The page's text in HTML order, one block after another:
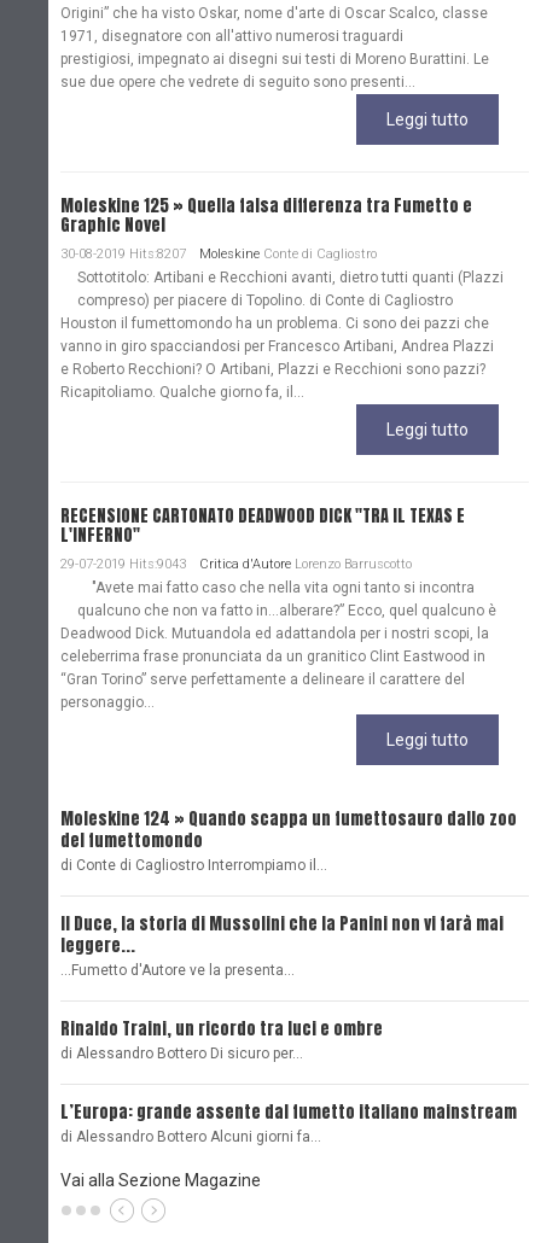
Origini” che ha visto Oskar, nome d'arte di Oscar Scalco, classe
1971, disegnatore con all'attivo numerosi traguardi
prestigiosi, impegnato ai disegni sui testi di Moreno Burattini. Le
sue due opere che vedrete di seguito sono presenti...
Leggi tutto
Moleskine 125 » Quella falsa differenza tra Fumetto e
Graphic Novel
30-08-2019 Hits:8207 Moleskine Conte di Cagliostro
Sottotitolo: Artibani e Recchioni avanti, dietro tutti quanti (Plazzi
compreso) per piacere di Topolino. di Conte di Cagliostro
Houston il fumettomondo ha un problema. Ci sono dei pazzi che
vanno in giro spacciandosi per Francesco Artibani, Andrea Plazzi
e Roberto Recchioni? O Artibani, Plazzi e Recchioni sono pazzi?
Ricapitoliamo. Qualche giorno fa, il...
Leggi tutto
RECENSIONE CARTONATO DEADWOOD DICK "TRA IL TEXAS E
L'INFERNO"
29-07-2019 Hits:9043 Critica d'Autore Lorenzo Barruscotto
"Avete mai fatto caso che nella vita ogni tanto si incontra
qualcuno che non va fatto in…alberare?” Ecco, quel qualcuno è
Deadwood Dick. Mutuandola ed adattandola per i nostri scopi, la
celeberrima frase pronunciata da un granitico Clint Eastwood in
“Gran Torino” serve perfettamente a delineare il carattere del
personaggio...
Leggi tutto
Moleskine 124 » Quando scappa un fumettosauro dallo zoo
del fumettomondo
di Conte di Cagliostro Interrompiamo il…
Il Duce, la storia di Mussolini che la Panini non vi farà mai
leggere...
...Fumetto d'Autore ve la presenta…
Rinaldo Traini, un ricordo tra luci e ombre
di Alessandro Bottero Di sicuro per…
L’Europa: grande assente dal fumetto italiano mainstream
di Alessandro Bottero Alcuni giorni fa…
Vai alla Sezione Magazine